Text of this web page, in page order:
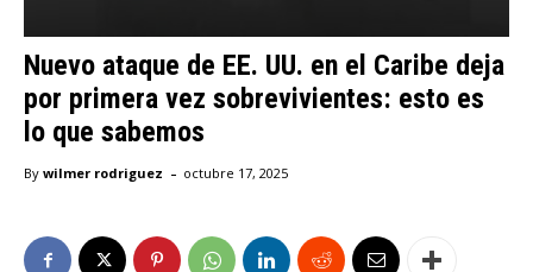
Nuevo ataque de EE. UU. en el Caribe deja
por primera vez sobrevivientes: esto es
lo que sabemos
By wilmer rodriguez - octubre 17, 2025